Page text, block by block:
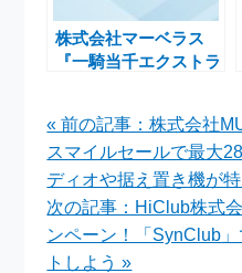
株式会社マーベラス
『一騎当千エクストラ
の激闘開催中
« 前の記事：株式会社
スマイルセールで最大
ディオや据え置き機が
次の記事：HiClub株式
ンペーン！「SynClub
トしよう »